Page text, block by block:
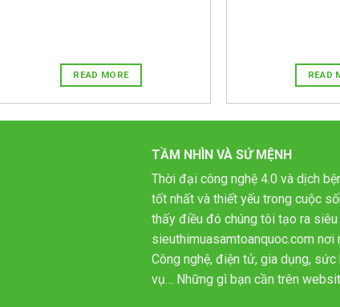
READ MORE READ
TẦM NHÌN VÀ SỨ MỆNH
Thời đại công nghệ 4.0 và dịch
tốt nhất và thiết yếu trong cuộc
thấy điều đó chúng tôi tạo ra
sieuthimuasamtoanquoc.com
Công nghệ, điện tử, gia dụng,
vụ… Những gì bạn cần trên